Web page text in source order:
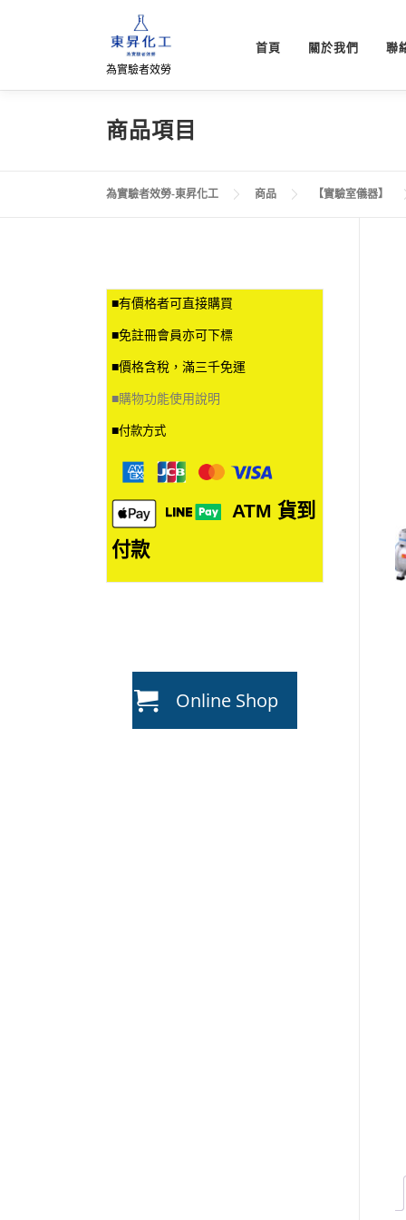
內
為實驗者效勞
首頁 關於我們 聯
商品項目
為實驗者效勞-東昇化工 商品 【實驗室儀器】
■有價格者可直接購買
■免註冊會員亦可下標
■價格含稅，滿三千免運
■購物功能使用說明
■付款方式
ATM 貨到
付款
Online Shop